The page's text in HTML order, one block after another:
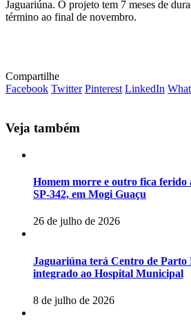
Jaguariúna. O projeto tem 7 meses de
término ao final de novembro.
Compartilhe
Facebook Twitter Pinterest LinkedIn
Veja também
Homem morre e outro fica ferido
SP-342, em Mogi Guaçu
26 de julho de 2026
Jaguariúna terá Centro de
integrado ao Hospital Municipal
8 de julho de 2026